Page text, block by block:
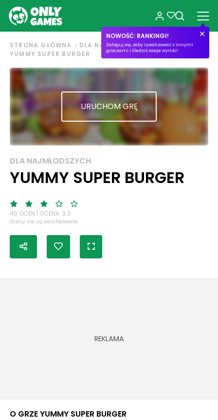
NOWOŚĆ: RANKINGI!
Zaloguj się, żeby rywalizować z innymi
graczami i śledzić swoje wyniki!
STRONA GŁÓWNA
DLA NAJMŁODSZYCH
YUMMY SUPER BURGER
URUCHOM GRĘ
DLA NAJMŁODSZYCH
YUMMY SUPER BURGER
40 OCEN | OCENA: 3.3
Oceny nie są weryfikowane
O GRZE YUMMY SUPER BURGER